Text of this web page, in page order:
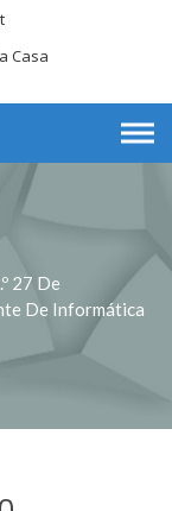
Casa
27 De
De Informática